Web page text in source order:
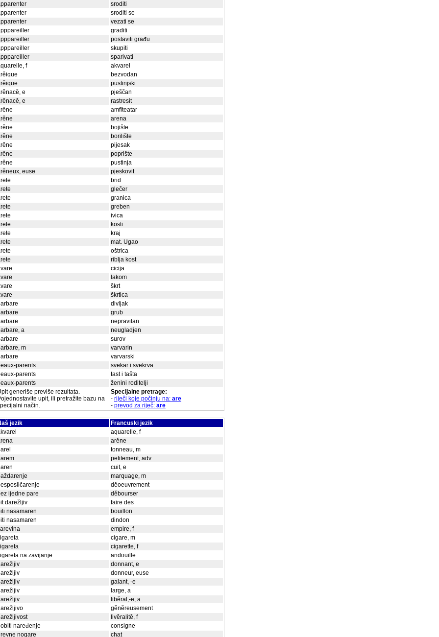
sroditi
sroditi se
vezati se
graditi
postaviti građu
skupiti
sparivati
f
akvarel
bezvodan
pustinjski
e
pješčan
e
rastresit
amfiteatar
arena
bojište
borilište
pijesak
poprište
pustinja
euse
pjeskovit
brid
glečer
granica
greben
ivica
kosti
kraj
mat. Ugao
oštrica
riblja kost
cicija
lakom
škrt
škrtica
divljak
grub
nepravilan
a
neugladjen
surov
m
varvarin
varvarski
parents
svekar i svekrva
parents
tast i tašta
parents
ženini roditelji
generiše previše rezultata.
upit, ili pretražite bazu na
način.
Specijalne pretrage:
- riječi koje počinju na: are
- prevod za riječ: are
jezik
Francuski jezik
aquarelle, f
arěne
tonneau, m
petitement, adv
cuit, e
marquage, m
děoeuvrement
ijedne pare
děbourser
darežljiv
faire des
nasamaren
bouillon
nasamaren
dindon
empire, f
cigare, m
cigarette, f
na zavijanje
andouille
donnant, e
donneur, euse
galant, -e
large, a
liběral,-e, a
gěněreusement
livěralitě, f
naređenje
consigne
nogare
chat